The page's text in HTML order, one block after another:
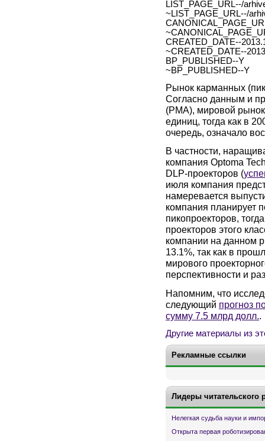
LIST_PAGE_URL--/
~LIST_PAGE_URL--/
CREATED_DATE--
~CREATED_DATE--
BP_PUBLISHED--Y
~BP_PUBLISHED--Y
Рынок карманных
Согласно данным и
(PMA), мировой
единиц, тогда как в
очередь, означало
В частности,
компания Optoma
DLP-проекторов (
июля компания
намеревается
компания планирует
пикопроекторов,
проекторов этого
компании на данном
13.1%, так как в
мирового
перспективности и
Напомним, что
следующий прогноз
сумму 7.5 млрд долл..
Другие материалы из
Рекламные ссылки
Лидеры читательского
Нелегкая судьба науки и
Открыта первая